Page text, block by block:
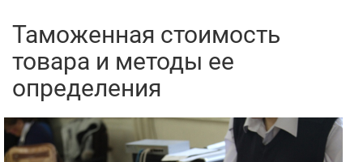
Таможенная стоимость
товара и методы ее
определения